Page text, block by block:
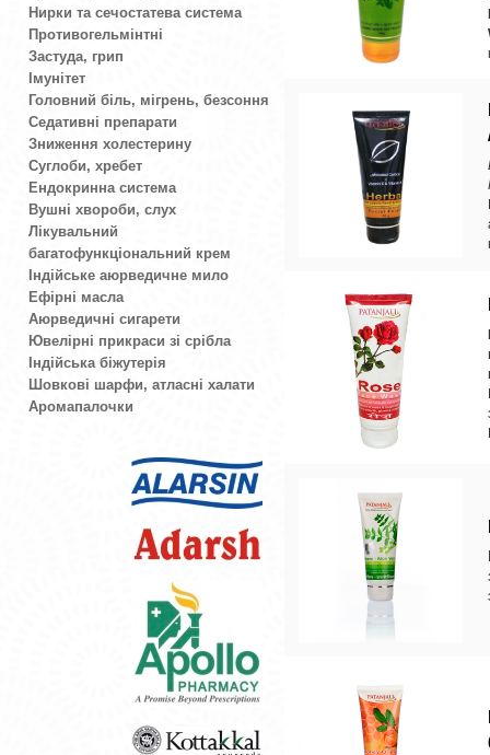
Нирки та сечостатева система
Противогельмінтні
Застуда, грип
Імунітет
Головний біль, мігрень, безсоння
Седативні препарати
Зниження холестерину
Суглоби, хребет
Ендокринна система
Вушні хвороби, слух
Лікувальний
багатофункціональний крем
Індійське аюрведичне мило
Ефірні масла
Аюрведичні сигарети
Ювелірні прикраси зі срібла
Індійська біжутерія
Шовкові шарфи, атласні халати
Аромапалочки